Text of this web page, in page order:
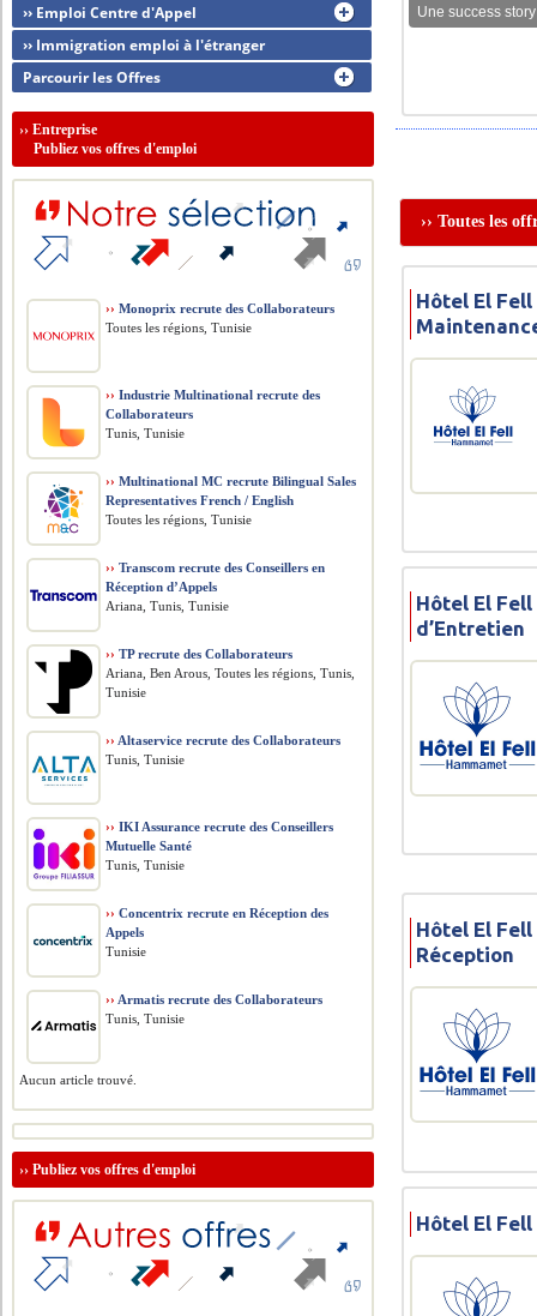
Une success
›› Toutes les
Hôtel El
Hôtel El
d’Entretien
Hôtel El
Réception
Hôtel El
›› Emploi Centre d'Appel
›› Immigration emploi à l'étranger
Parcourir les Offres
››Entreprise
Publiez vos offres d'emploi
›› Monoprix recrute des Collaborateurs
Toutes les régions, Tunisie
›› Industrie Multinational recrute des
Collaborateurs
Tunis, Tunisie
›› Multinational MC recrute Bilingual Sales
Representatives French / English
Toutes les régions, Tunisie
›› Transcom recrute des Conseillers en
Réception d’Appels
Ariana, Tunis, Tunisie
›› TP recrute des Collaborateurs
Ariana, Ben Arous, Toutes les régions, Tunis,
Tunisie
›› Altaservice recrute des Collaborateurs
Tunis, Tunisie
›› IKI Assurance recrute des Conseillers
Mutuelle Santé
Tunis, Tunisie
›› Concentrix recrute en Réception des
Appels
Tunisie
›› Armatis recrute des Collaborateurs
Tunis, Tunisie
Aucun article trouvé.
››Publiez vos offres d'emploi